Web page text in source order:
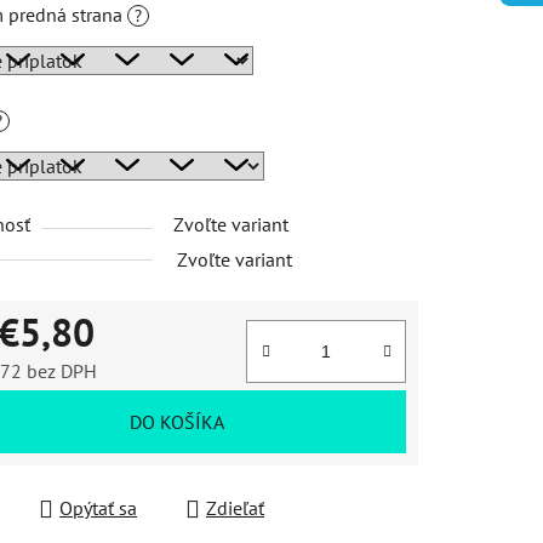
predná strana ?
Zvoľte variant
Zvoľte variant
bez DPH
DO KOŠÍKA
Opýtať sa Zdieľať